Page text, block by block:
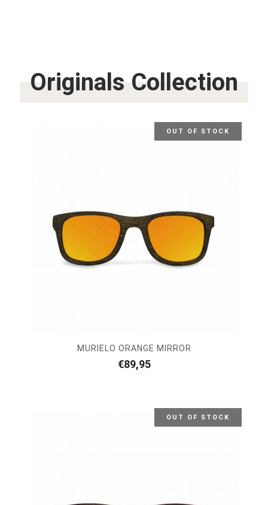
Originals Collection
OUT OF STOCK
MURIELO ORANGE MIRROR
€89,95
OUT OF STOCK